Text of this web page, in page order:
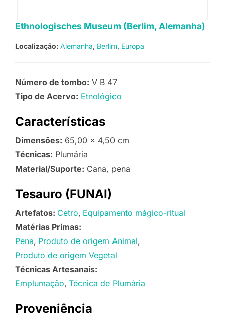
Ethnologisches Museum (Berlim, Alemanha)
Localização: Alemanha Berlim Europa
Número de tombo: V B 47
Tipo de Acervo: Etnológico
Características
Dimensões: 65,00 x 4,50 cm
Técnicas: Plumária
Material/Suporte: Cana, pena
Tesauro (FUNAI)
Artefatos: Cetro Equipamento mágico-ritual
Matérias Primas:
Pena Produto de origem Animal
Produto de origem Vegetal
Técnicas Artesanais:
Emplumação Técnica de Plumária
Proveniência